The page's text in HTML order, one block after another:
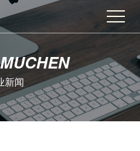
新闻